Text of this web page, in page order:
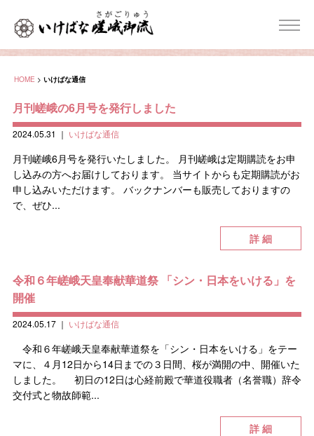
HOME > いけばな通信
月刊嵯峨の6月号を発行しました
2024.05.31 ｜ いけばな通信
月刊嵯峨6月号を発行いたしました。 月刊嵯峨は定期購読をお申
し込みの方へお届けしております。 当サイトからも定期購読がお
申し込みいただけます。 バックナンバーも販売しておりますの
で、ぜひ...
詳 細
令和６年嵯峨天皇奉献華道祭 「シン・日本をいける」を
開催
2024.05.17｜ いけばな通信
令和６年嵯峨天皇奉献華道祭を「シン・日本をいける」をテー
マに、４月12日から14日までの３日間、桜が満開の中、開催いた
しました。 初日の12日は心経前殿で華道役職者（名誉職）辞令
交付式と物故師範...
詳 細